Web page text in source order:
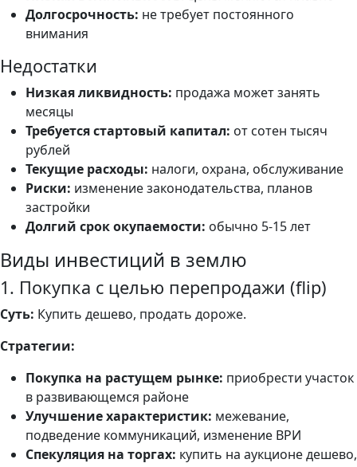
Долгосрочность: не требует постоянного
внимания
Недостатки
Низкая ликвидность: продажа может занять
месяцы
Требуется стартовый капитал: от сотен тысяч
рублей
Текущие расходы: налоги, охрана, обслуживание
Риски: изменение законодательства, планов
застройки
Долгий срок окупаемости: обычно 5-15 лет
Виды инвестиций в землю
1. Покупка с целью перепродажи (flip)
Суть: Купить дешево, продать дороже.
Стратегии:
Покупка на растущем рынке: приобрести участок
в развивающемся районе
Улучшение характеристик: межевание,
подведение коммуникаций, изменение ВРИ
Спекуляция на торгах: купить на аукционе дешево,